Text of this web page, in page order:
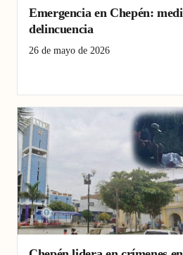
Emergencia en Chepén:
delincuencia
26 de mayo de 2026